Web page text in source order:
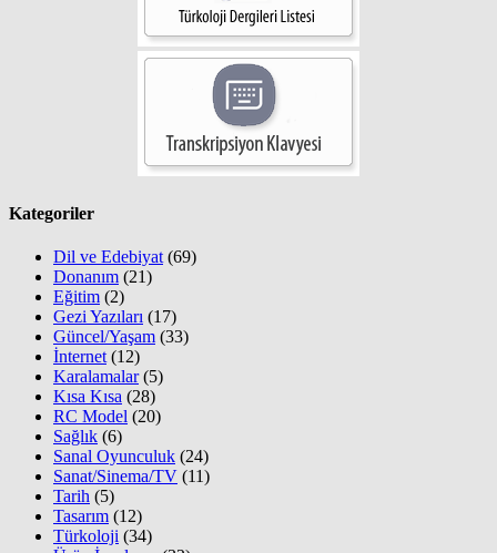
Kategoriler
Dil ve Edebiyat(69)
Donanım (21)
Eğitim (2)
Gezi Yazıları (17)
Güncel/Yaşam (33)
İnternet(12)
Karalamalar(5)
Kısa Kısa (28)
RC Model (20)
Sağlık (6)
Sanal Oyunculuk (24)
Sanat/Sinema/TV (11)
Tarih (5)
Tasarım (12)
Türkoloji (34)